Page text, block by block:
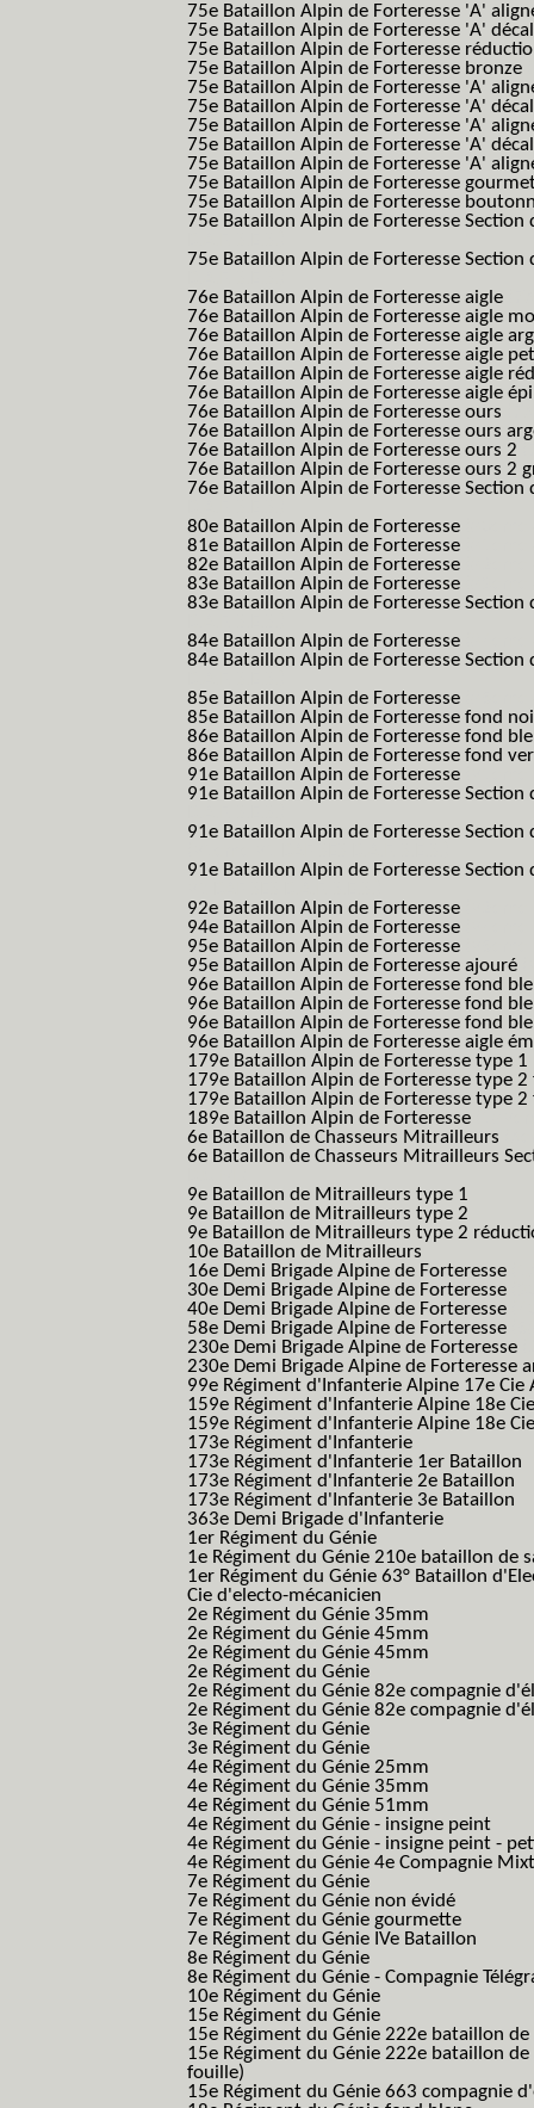
75e Bataillon Alpin de Forteresse 'A'
75e Bataillon Alpin de Forteresse 'A'
75e Bataillon Alpin de Forteresse
75e Bataillon Alpin de Forteresse bronze
75e Bataillon Alpin de Forteresse 'A'
75e Bataillon Alpin de Forteresse 'A'
75e Bataillon Alpin de Forteresse 'A'
75e Bataillon Alpin de Forteresse 'A'
75e Bataillon Alpin de Forteresse 'A'
75e Bataillon Alpin de Forteresse
75e Bataillon Alpin de Forteresse
75e Bataillon Alpin de Forteresse
75e Bataillon Alpin de Forteresse
76e Bataillon Alpin de Forteresse aigle
76e Bataillon Alpin de Forteresse aigle
76e Bataillon Alpin de Forteresse aigle
76e Bataillon Alpin de Forteresse aigle
76e Bataillon Alpin de Forteresse aigle
76e Bataillon Alpin de Forteresse aigle
76e Bataillon Alpin de Forteresse ours
76e Bataillon Alpin de Forteresse ours
76e Bataillon Alpin de Forteresse ours 2
76e Bataillon Alpin de Forteresse ours 2
76e Bataillon Alpin de Forteresse
80e Bataillon Alpin de Forteresse
81e Bataillon Alpin de Forteresse
82e Bataillon Alpin de Forteresse
83e Bataillon Alpin de Forteresse
83e Bataillon Alpin de Forteresse
84e Bataillon Alpin de Forteresse
84e Bataillon Alpin de Forteresse
85e Bataillon Alpin de Forteresse
85e Bataillon Alpin de Forteresse fond
86e Bataillon Alpin de Forteresse fond
86e Bataillon Alpin de Forteresse fond
91e Bataillon Alpin de Forteresse
91e Bataillon Alpin de Forteresse
91e Bataillon Alpin de Forteresse
91e Bataillon Alpin de Forteresse
92e Bataillon Alpin de Forteresse
94e Bataillon Alpin de Forteresse
95e Bataillon Alpin de Forteresse
95e Bataillon Alpin de Forteresse ajouré
96e Bataillon Alpin de Forteresse fond
96e Bataillon Alpin de Forteresse fond
96e Bataillon Alpin de Forteresse fond
96e Bataillon Alpin de Forteresse aigle
179e Bataillon Alpin de Forteresse type 1
179e Bataillon Alpin de Forteresse type
179e Bataillon Alpin de Forteresse type
189e Bataillon Alpin de Forteresse
6e Bataillon de Chasseurs Mitrailleurs
6e Bataillon de Chasseurs Mitrailleurs
9e Bataillon de Mitrailleurs type 1
9e Bataillon de Mitrailleurs type 2
9e Bataillon de Mitrailleurs type 2
10e Bataillon de Mitrailleurs
16e Demi Brigade Alpine de Forteresse
30e Demi Brigade Alpine de Forteresse
40e Demi Brigade Alpine de Forteresse
58e Demi Brigade Alpine de Forteresse
230e Demi Brigade Alpine de Forteresse
230e Demi Brigade Alpine de Forteresse
99e Régiment d'Infanterie Alpine 17e
159e Régiment d'Infanterie Alpine 18e
159e Régiment d'Infanterie Alpine 18e
173e Régiment d'Infanterie
173e Régiment d'Infanterie 1er Bataillon
173e Régiment d'Infanterie 2e Bataillon
173e Régiment d'Infanterie 3e Bataillon
363e Demi Brigade d'Infanterie
1er Régiment du Génie
1e Régiment du Génie 210e bataillon de
1er Régiment du Génie 63° Bataillon
Cie d'electo-mécanicien
2e Régiment du Génie 35mm
2e Régiment du Génie 45mm
2e Régiment du Génie 45mm
2e Régiment du Génie
2e Régiment du Génie 82e compagnie
2e Régiment du Génie 82e compagnie
3e Régiment du Génie
3e Régiment du Génie
4e Régiment du Génie 25mm
4e Régiment du Génie 35mm
4e Régiment du Génie 51mm
4e Régiment du Génie - insigne peint
4e Régiment du Génie - insigne peint -
4e Régiment du Génie 4e Compagnie
7e Régiment du Génie
7e Régiment du Génie non évidé
7e Régiment du Génie gourmette
7e Régiment du Génie IVe Bataillon
8e Régiment du Génie
8e Régiment du Génie - Compagnie
10e Régiment du Génie
15e Régiment du Génie
15e Régiment du Génie 222e bataillon
15e Régiment du Génie 222e bataillon
fouille)
15e Régiment du Génie 663 compagnie